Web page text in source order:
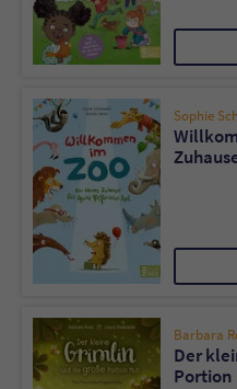
Sophie
Barbara
Der
Portion